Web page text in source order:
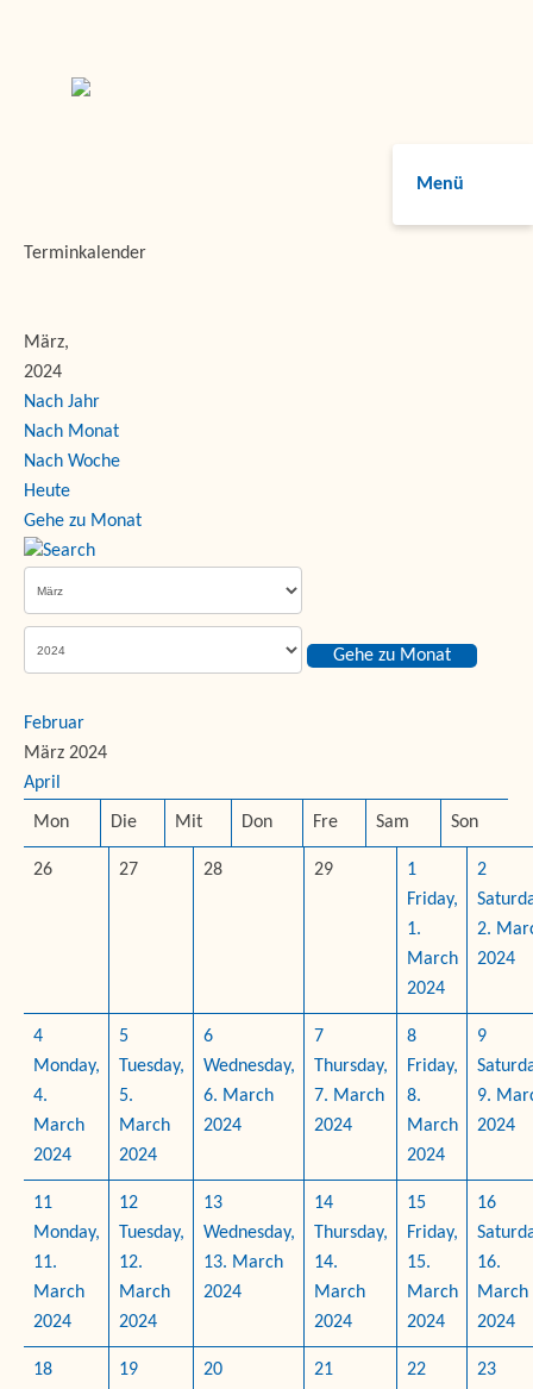
Menü
Terminkalender
März,
2024
Nach Jahr
Nach Monat
Nach Woche
Heute
Gehe zu Monat
Gehe zu Monat
Februar
März 2024
April
Mon Die Mit Don Fre Sam Son
26 27 28 29
1
Friday,
1.
March
2024
2
2.
2024
4
Monday,
4.
March
2024
5
Tuesday,
5.
March
2024
6
Wednesday,
6. March
2024
7
Thursday,
7. March
2024
8
Friday,
8.
March
2024
9
9.
2024
11
Monday,
11.
March
2024
12
Tuesday,
12.
March
2024
13
Wednesday,
13. March
2024
14
Thursday,
14.
March
2024
15
Friday,
15.
March
2024
16
16.
March
2024
18
19
20
21
22
23